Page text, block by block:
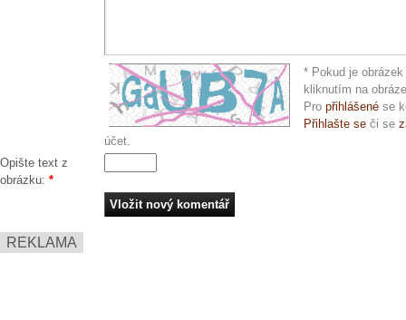
* Pokud je
kliknutím na
Pro přihlášené se
Přihlašte se či se
účet.
Opište text z
obrázku: *
REKLAMA